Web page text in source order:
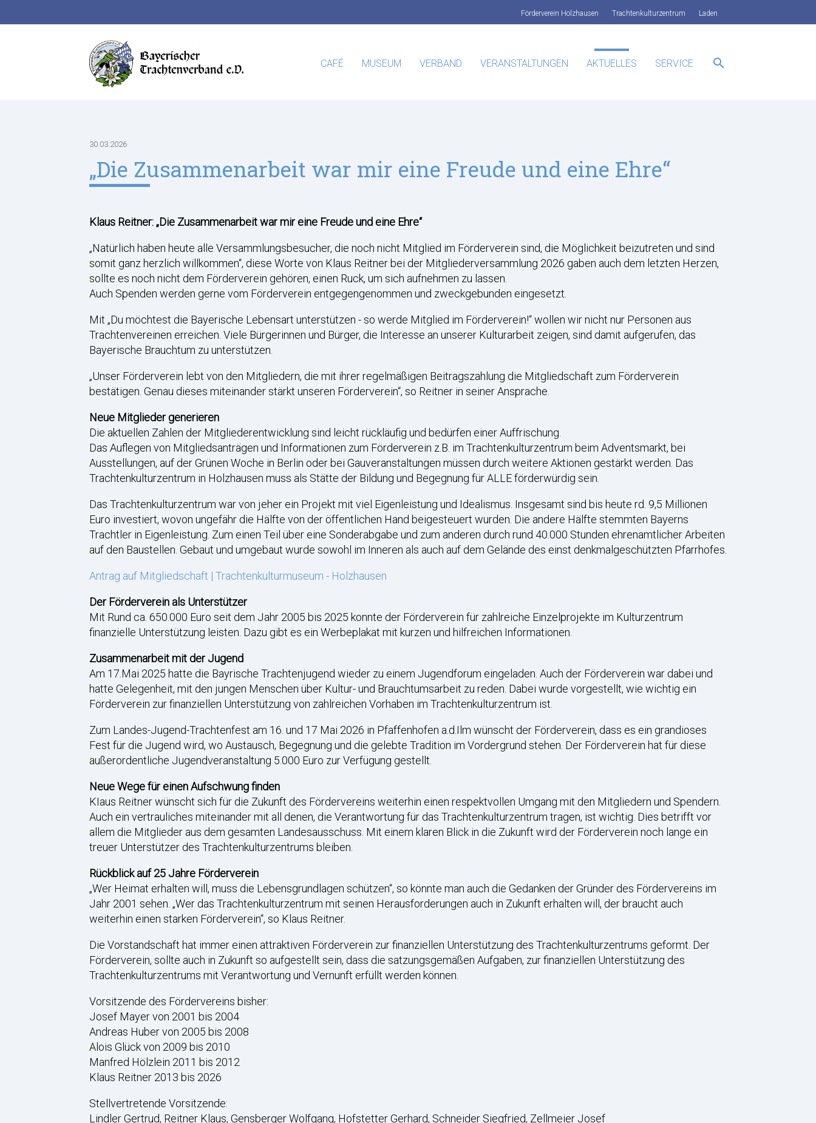
Laden
Trachtenkulturzentrum
Förderverein Holzhausen
CAFÉ MUSEUM VERBAND VERANSTALTUNGEN AKTUELLES SERVICE search
30.03.2026
„Die Zusammenarbeit war mir eine Freude und eine Ehre“
Klaus Reitner: „Die Zusammenarbeit war mir eine Freude und eine Ehre“
„Natürlich haben heute alle Versammlungsbesucher, die noch nicht Mitglied im Förderverein sind, die Möglichkeit beizutreten und sind
somit ganz herzlich willkommen“, diese Worte von Klaus Reitner bei der Mitgliederversammlung 2026 gaben auch dem letzten Herzen,
sollte es noch nicht dem Förderverein gehören, einen Ruck, um sich aufnehmen zu lassen.
Auch Spenden werden gerne vom Förderverein entgegengenommen und zweckgebunden eingesetzt.
Mit „Du möchtest die Bayerische Lebensart unterstützen - so werde Mitglied im Förderverein!“ wollen wir nicht nur Personen aus
Trachtenvereinen erreichen. Viele Bürgerinnen und Bürger, die Interesse an unserer Kulturarbeit zeigen, sind damit aufgerufen, das
Bayerische Brauchtum zu unterstützen.
„Unser Förderverein lebt von den Mitgliedern, die mit ihrer regelmäßigen Beitragszahlung die Mitgliedschaft zum Förderverein
bestätigen. Genau dieses miteinander stärkt unseren Förderverein“, so Reitner in seiner Ansprache.
Neue Mitglieder generieren
Die aktuellen Zahlen der Mitgliederentwicklung sind leicht rückläufig und bedürfen einer Auffrischung.
Das Auflegen von Mitgliedsanträgen und Informationen zum Förderverein z.B. im Trachtenkulturzentrum beim Adventsmarkt, bei
Ausstellungen, auf der Grünen Woche in Berlin oder bei Gauveranstaltungen müssen durch weitere Aktionen gestärkt werden. Das
Trachtenkulturzentrum in Holzhausen muss als Stätte der Bildung und Begegnung für ALLE förderwürdig sein.
Das Trachtenkulturzentrum war von jeher ein Projekt mit viel Eigenleistung und Idealismus. Insgesamt sind bis heute rd. 9,5 Millionen
Euro investiert, wovon ungefähr die Hälfte von der öffentlichen Hand beigesteuert wurden. Die andere Hälfte stemmten Bayerns
Trachtler in Eigenleistung. Zum einen Teil über eine Sonderabgabe und zum anderen durch rund 40.000 Stunden ehrenamtlicher Arbeiten
auf den Baustellen. Gebaut und umgebaut wurde sowohl im Inneren als auch auf dem Gelände des einst denkmalgeschützten Pfarrhofes.
Antrag auf Mitgliedschaft | Trachtenkulturmuseum - Holzhausen
Der Förderverein als Unterstützer
Mit Rund ca. 650.000 Euro seit dem Jahr 2005 bis 2025 konnte der Förderverein für zahlreiche Einzelprojekte im Kulturzentrum
finanzielle Unterstützung leisten. Dazu gibt es ein Werbeplakat mit kurzen und hilfreichen Informationen.
Zusammenarbeit mit der Jugend
Am 17.Mai 2025 hatte die Bayrische Trachtenjugend wieder zu einem Jugendforum eingeladen. Auch der Förderverein war dabei und
hatte Gelegenheit, mit den jungen Menschen über Kultur- und Brauchtumsarbeit zu reden. Dabei wurde vorgestellt, wie wichtig ein
Förderverein zur finanziellen Unterstützung von zahlreichen Vorhaben im Trachtenkulturzentrum ist.
Zum Landes-Jugend-Trachtenfest am 16. und 17 Mai 2026 in Pfaffenhofen a.d.Ilm wünscht der Förderverein, dass es ein grandioses
Fest für die Jugend wird, wo Austausch, Begegnung und die gelebte Tradition im Vordergrund stehen. Der Förderverein hat für diese
außerordentliche Jugendveranstaltung 5.000 Euro zur Verfügung gestellt.
Neue Wege für einen Aufschwung finden
KIaus Reitner wünscht sich für die Zukunft des Fördervereins weiterhin einen respektvollen Umgang mit den Mitgliedern und Spendern.
Auch ein vertrauliches miteinander mit all denen, die Verantwortung für das Trachtenkulturzentrum tragen, ist wichtig. Dies betrifft vor
allem die Mitglieder aus dem gesamten Landesausschuss. Mit einem klaren Blick in die Zukunft wird der Förderverein noch lange ein
treuer Unterstützer des Trachtenkulturzentrums bleiben.
Rückblick auf 25 Jahre Förderverein
„Wer Heimat erhalten will, muss die Lebensgrundlagen schützen“, so könnte man auch die Gedanken der Gründer des Fördervereins im
Jahr 2001 sehen. „Wer das Trachtenkulturzentrum mit seinen Herausforderungen auch in Zukunft erhalten will, der braucht auch
weiterhin einen starken Förderverein“, so Klaus Reitner.
Die Vorstandschaft hat immer einen attraktiven Förderverein zur finanziellen Unterstützung des Trachtenkulturzentrums geformt. Der
Förderverein, sollte auch in Zukunft so aufgestellt sein, dass die satzungsgemäßen Aufgaben, zur finanziellen Unterstützung des
Trachtenkulturzentrums mit Verantwortung und Vernunft erfüllt werden können.
Vorsitzende des Fördervereins bisher:
Josef Mayer von 2001 bis 2004
Andreas Huber von 2005 bis 2008
Alois Glück von 2009 bis 2010
Manfred Hölzlein 2011 bis 2012
Klaus Reitner 2013 bis 2026
Stellvertretende Vorsitzende:
Lindler Gertrud, Reitner Klaus, Gensberger Wolfgang, Hofstetter Gerhard, Schneider Siegfried, Zellmeier Josef